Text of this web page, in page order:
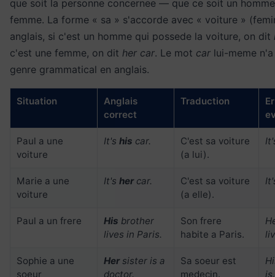
que soit la personne concernee — que ce soit un
femme. La forme « sa » s'accorde avec « voiture »
anglais, si c'est un homme qui possede la voiture, on dit
c'est une femme, on dit her car. Le mot car lui-meme
genre grammatical en anglais.
Situation
Anglais
correct
Traduction
Paul a une
voiture
It'shis car.
C'est sa voiture
(a lui).
Marie a une
voiture
It'shercar.
C'est sa voiture
(a elle).
Paul a un frere His brother
lives in Paris.
Son frere
habite a Paris.
Sophie a une
soeur
Hersister is a
doctor.
Sa soeur est
medecin.